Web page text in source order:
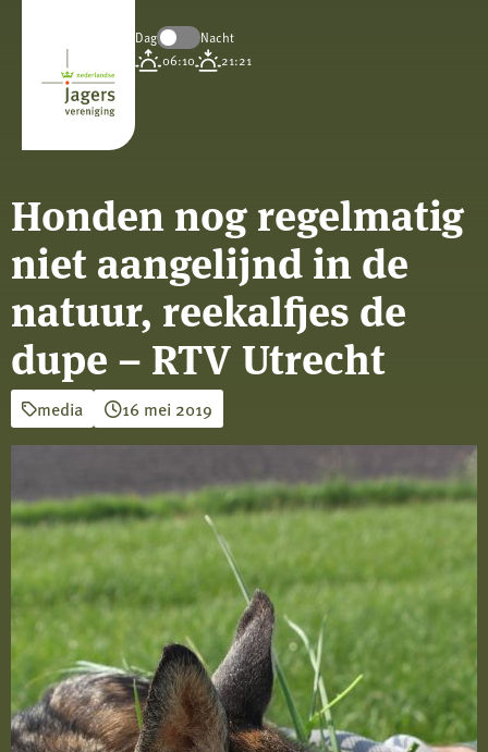
Koninklijke
Nederlandse
Jagersvereniging
Dag
Nacht
06:10
21:21
Honden nog regelmatig
niet aangelijnd in de
natuur, reekalfjes de
dupe – RTV Utrecht
media 16 mei 2019